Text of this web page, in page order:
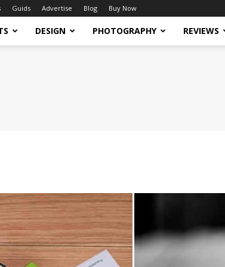
Guids Advertise Blog Buy Now
DESIGN PHOTOGRAPHY REVIEWS